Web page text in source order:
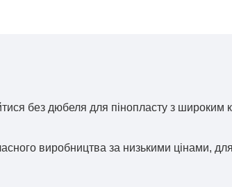
без дюбеля для пінопласту з
виробництва за низькими цінами,